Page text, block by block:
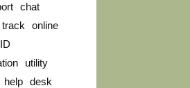
chat
track
online
ID
utility
help desk